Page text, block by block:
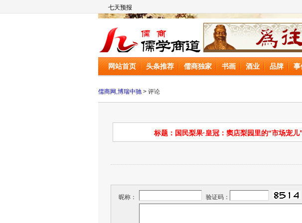
儒商网
网站首页 头条推荐 儒商独家 书画 酒业 品牌 事
儒商网,博瑞中驰 > 评论
标题：国民梨果·皇冠：窦店梨园里的“市场宠儿”
昵称： 验证码：